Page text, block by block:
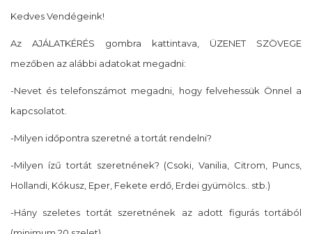
Kedves Vendégeink!
Az AJÁLATKÉRÉS gombra kattintava, ÜZENET SZÖVEGE
mezőben az alábbi adatokat megadni:
-Nevet és telefonszámot megadni, hogy felvehessük Önnel a
kapcsolatot.
-Milyen időpontra szeretné a tortát rendelni?
-Milyen ízű tortát szeretnének? (Csoki, Vanilia, Citrom, Puncs,
Hollandi, Kókusz, Eper, Fekete erdő, Erdei gyümölcs.. stb.)
-Hány szeletes tortát szeretnének az adott figurás tortából